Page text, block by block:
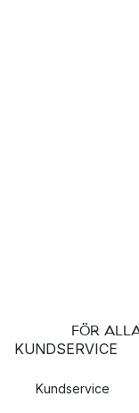
FÖR
KUNDSERVICE
Kundservice